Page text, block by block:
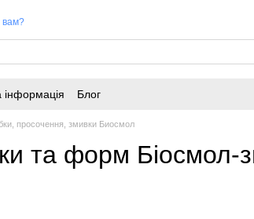
вам?
інформація Блог
просочення, змивки Биосмол
та форм Біосмол-